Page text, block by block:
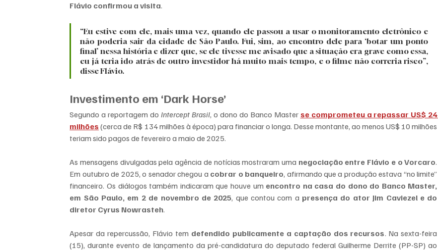
Flávio confirmou a visita.
“Eu estive com ele, mais uma vez, quando ele passou a usar o monitoramento eletrônico e
não poderia sair da cidade de São Paulo. Fui, sim, ao encontro dele para ‘botar um ponto
final’ nessa história e dizer que, se ele tivesse me avisado que a situação era grave como essa,
eu já teria ido atrás de outro investidor há muito mais tempo, e o filme não correria risco”,
disse Flávio.
Investimento em ‘Dark Horse’
Segundo a reportagem do Intercept Brasil, o dono do Banco Master se comprometeu a repassar US$ 24
milhões (cerca de R$ 134 milhões à época) para financiar o longa. Desse montante, ao menos US$ 10 milhões
teriam sido pagos de fevereiro a maio de 2025.
As mensagens divulgadas pela agência de notícias mostraram uma negociação entre Flávio e o Vorcaro.
Em outubro de 2025, o senador chegou a cobrar o banqueiro, afirmando que a produção estava “no limite”
financeiro. Os diálogos também indicaram que houve um encontro na casa do dono do Banco Master,
em São Paulo, em 2 de novembro de 2025, que contou com a presença do ator Jim Caviezel e do
diretor Cyrus Nowrasteh.
Apesar da repercussão, Flávio tem defendido publicamente a captação dos recursos. Na sexta-feira
(15), durante evento de lançamento da pré-candidatura do deputado federal Guilherme Derrite (PP-SP) ao